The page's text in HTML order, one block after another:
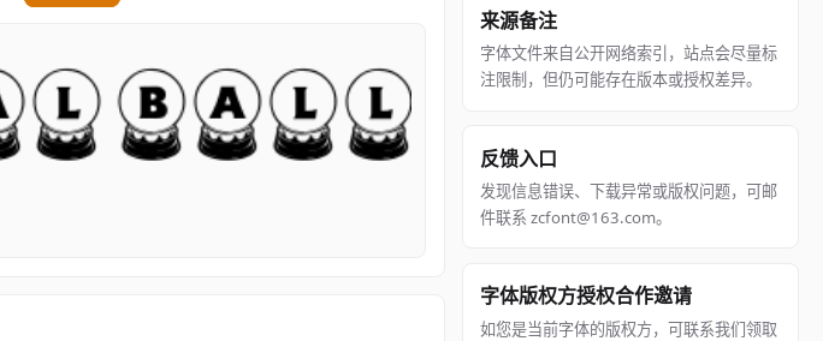
来源备注
字体文件来自公开网络索引，站点会尽量标
注限制，但仍可能存在版本或授权差异。
反馈入口
发现信息错误、下载异常或版权问题，可邮
件联系 zcfont@163.com。
字体版权方授权合作邀请
如您是当前字体的版权方，可联系我们领取